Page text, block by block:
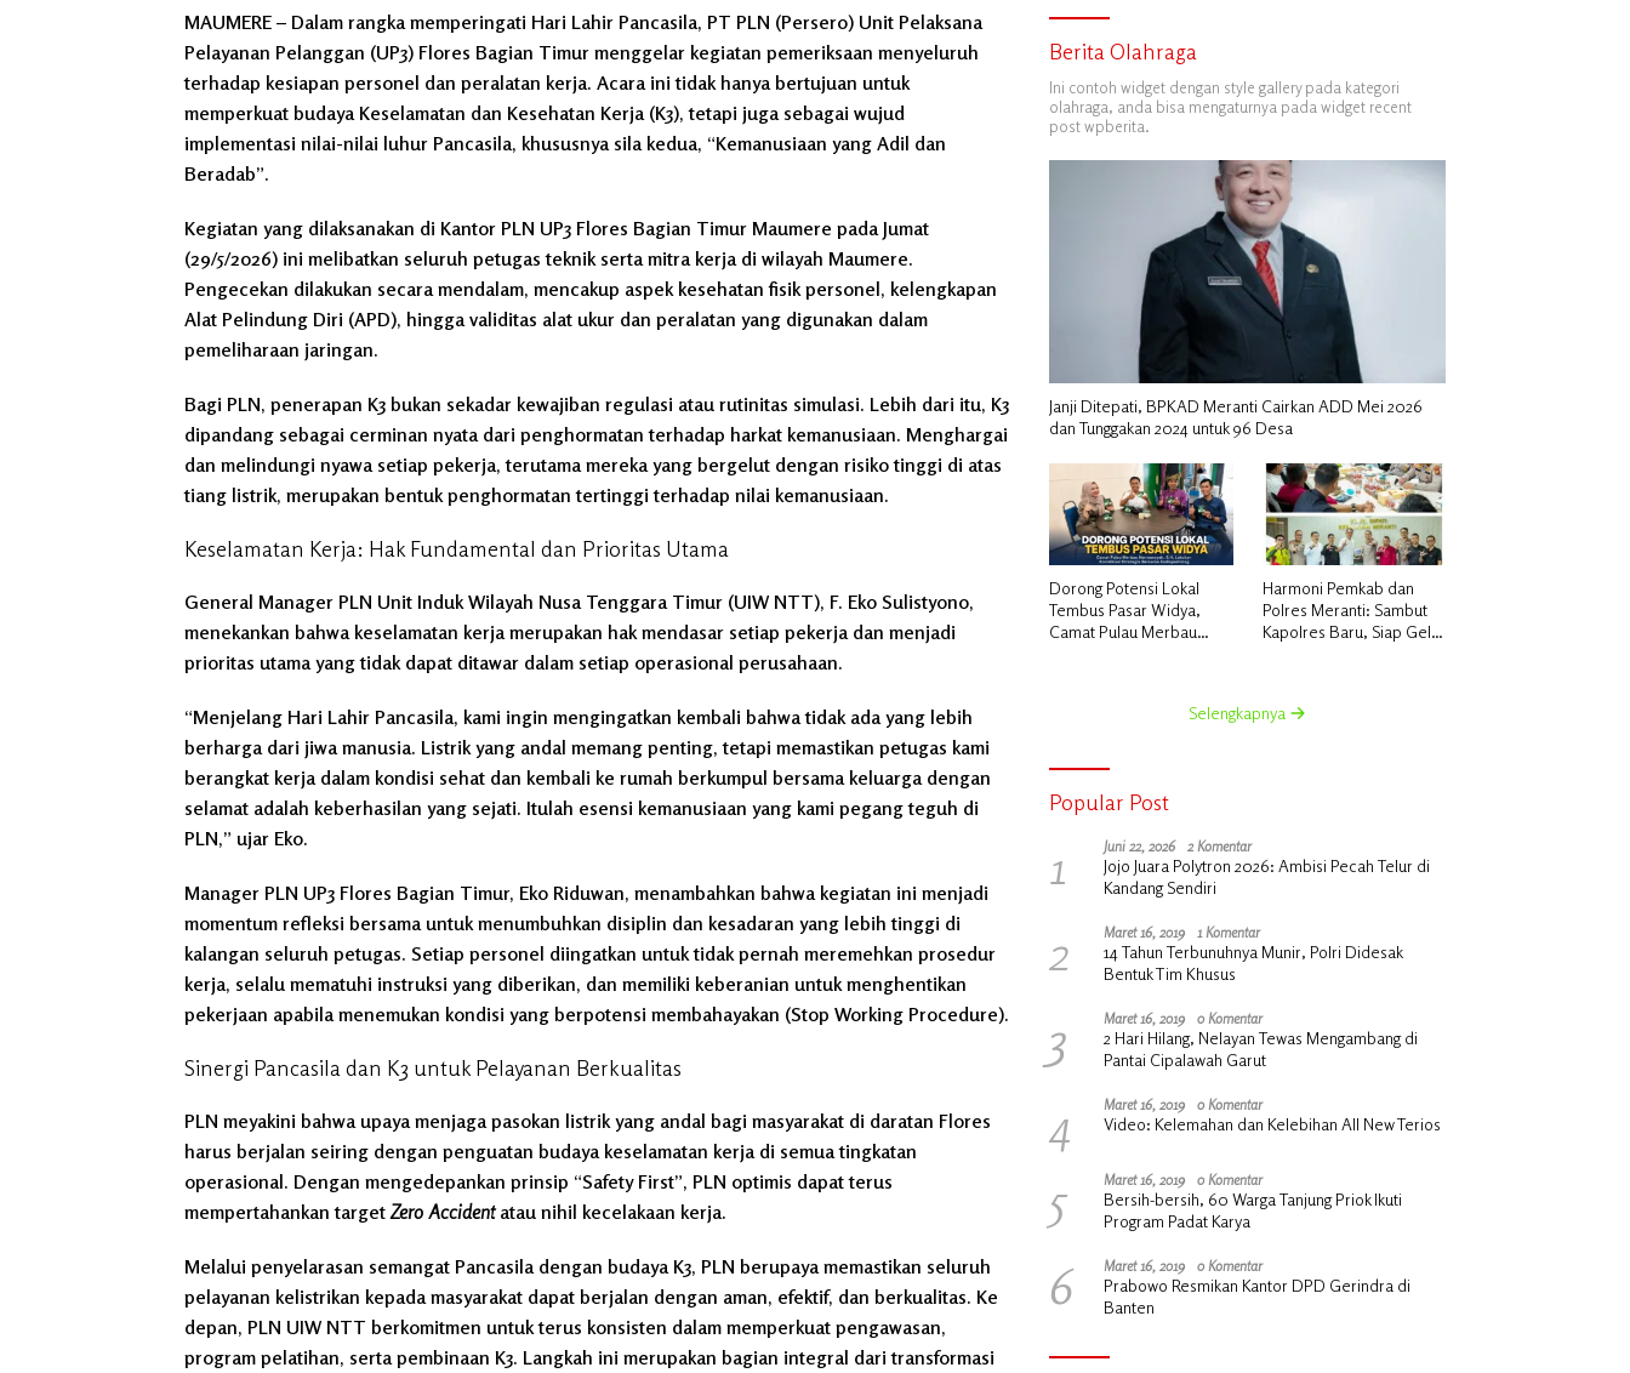
MAUMERE – Dalam rangka memperingati Hari Lahir Pancasila, PT PLN (Persero) Unit Pelaksana
Pelayanan Pelanggan (UP3) Flores Bagian Timur menggelar kegiatan pemeriksaan menyeluruh
terhadap kesiapan personel dan peralatan kerja. Acara ini tidak hanya bertujuan untuk
memperkuat budaya Keselamatan dan Kesehatan Kerja (K3), tetapi juga sebagai wujud
implementasi nilai-nilai luhur Pancasila, khususnya sila kedua, “Kemanusiaan yang Adil dan
Beradab”.
Kegiatan yang dilaksanakan di Kantor PLN UP3 Flores Bagian Timur Maumere pada Jumat
(29/5/2026) ini melibatkan seluruh petugas teknik serta mitra kerja di wilayah Maumere.
Pengecekan dilakukan secara mendalam, mencakup aspek kesehatan fisik personel, kelengkapan
Alat Pelindung Diri (APD), hingga validitas alat ukur dan peralatan yang digunakan dalam
pemeliharaan jaringan.
Bagi PLN, penerapan K3 bukan sekadar kewajiban regulasi atau rutinitas simulasi. Lebih dari itu, K3
dipandang sebagai cerminan nyata dari penghormatan terhadap harkat kemanusiaan. Menghargai
dan melindungi nyawa setiap pekerja, terutama mereka yang bergelut dengan risiko tinggi di atas
tiang listrik, merupakan bentuk penghormatan tertinggi terhadap nilai kemanusiaan.
Keselamatan Kerja: Hak Fundamental dan Prioritas Utama
General Manager PLN Unit Induk Wilayah Nusa Tenggara Timur (UIW NTT), F. Eko Sulistyono,
menekankan bahwa keselamatan kerja merupakan hak mendasar setiap pekerja dan menjadi
prioritas utama yang tidak dapat ditawar dalam setiap operasional perusahaan.
“Menjelang Hari Lahir Pancasila, kami ingin mengingatkan kembali bahwa tidak ada yang lebih
berharga dari jiwa manusia. Listrik yang andal memang penting, tetapi memastikan petugas kami
berangkat kerja dalam kondisi sehat dan kembali ke rumah berkumpul bersama keluarga dengan
selamat adalah keberhasilan yang sejati. Itulah esensi kemanusiaan yang kami pegang teguh di
PLN,” ujar Eko.
Manager PLN UP3 Flores Bagian Timur, Eko Riduwan, menambahkan bahwa kegiatan ini menjadi
momentum refleksi bersama untuk menumbuhkan disiplin dan kesadaran yang lebih tinggi di
kalangan seluruh petugas. Setiap personel diingatkan untuk tidak pernah meremehkan prosedur
kerja, selalu mematuhi instruksi yang diberikan, dan memiliki keberanian untuk menghentikan
pekerjaan apabila menemukan kondisi yang berpotensi membahayakan (Stop Working Procedure).
Sinergi Pancasila dan K3 untuk Pelayanan Berkualitas
PLN meyakini bahwa upaya menjaga pasokan listrik yang andal bagi masyarakat di daratan Flores
harus berjalan seiring dengan penguatan budaya keselamatan kerja di semua tingkatan
operasional. Dengan mengedepankan prinsip “Safety First”, PLN optimis dapat terus
mempertahankan target Zero Accidentatau nihil kecelakaan kerja.
Melalui penyelarasan semangat Pancasila dengan budaya K3, PLN berupaya memastikan seluruh
pelayanan kelistrikan kepada masyarakat dapat berjalan dengan aman, efektif, dan berkualitas. Ke
depan, PLN UIW NTT berkomitmen untuk terus konsisten dalam memperkuat pengawasan,
program pelatihan, serta pembinaan K3. Langkah ini merupakan bagian integral dari transformasi
Berita Olahraga
Ini contoh widget dengan style gallery pada kategori
olahraga, anda bisa mengaturnya pada widget recent
post wpberita.
Janji Ditepati, BPKAD Meranti Cairkan ADD Mei 2026
dan Tunggakan 2024 untuk 96 Desa
Dorong Potensi Lokal
Tembus Pasar Widya,
Camat Pulau Merbau
Harmoni Pemkab dan
Polres Meranti: Sambut
Kapolres Baru, Siap Gelar
Selengkapnya
Popular Post
1 Juni 22, 2026 2 Komentar
Jojo Juara Polytron 2026: Ambisi Pecah Telur di
Kandang Sendiri
2 Maret 16, 2019 1 Komentar
14 Tahun Terbunuhnya Munir, Polri Didesak
Bentuk Tim Khusus
3 Maret 16, 2019 0 Komentar
2 Hari Hilang, Nelayan Tewas Mengambang di
Pantai Cipalawah Garut
4 Maret 16, 2019 0 Komentar
Video: Kelemahan dan Kelebihan All New Terios
5 Maret 16, 2019 0 Komentar
Bersih-bersih, 60 Warga Tanjung Priok Ikuti
Program Padat Karya
6 Maret 16, 2019 0 Komentar
Prabowo Resmikan Kantor DPD Gerindra di
Banten